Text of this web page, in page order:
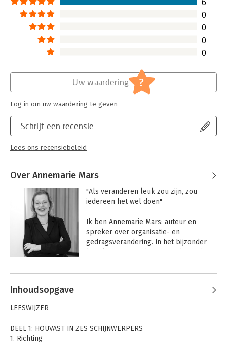
6
0
0
0
0
Schrijf een recensie
Lees ons recensiebeleid
Uw waardering ?
Log in om uw waardering te geven
Over Annemarie Mars
"Als veranderen leuk zou zijn, zou
iedereen het wel doen"
Ik ben Annemarie Mars: auteur en
spreker over organisatie- en
gedragsverandering. In het bijzonder
over verandering.  Wanneer is het
je het uit de weg? Waar ligt de kern van
Schrijven is mijn leerschool. Door dit
Andere boeken door Annemarie
Mars
Inhoudsopgave
LEESWIJZER
DEEL 1: HOUVAST IN ZES SCHIJNWERPERS
1. Richting